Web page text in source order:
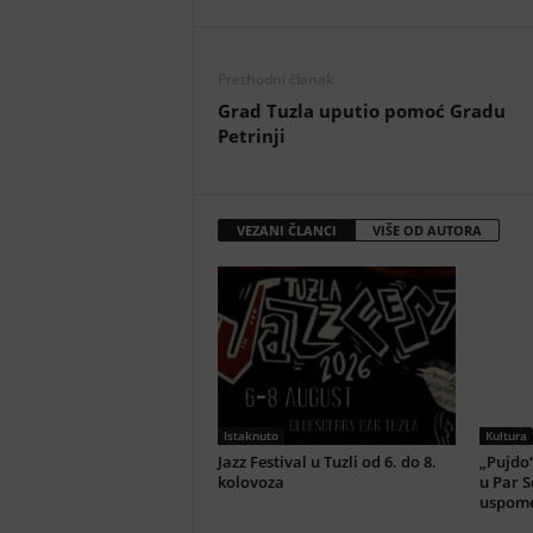
Grad Tuzla uputio pomoć Gradu
Petrinji
VEZANI ČLANCI VIŠE OD AUTORA
Istaknuto
Jazz Festival u Tuzli od 6. do 8.
kolovoza
Kultura
u Par